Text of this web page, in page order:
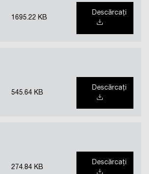
1695.22 KB
Descărcați
545.64 KB
Descărcați
274.84 KB
Descărcați